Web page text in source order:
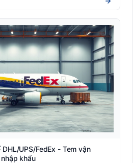
UPS/FedEx - Tem vận
khẩu